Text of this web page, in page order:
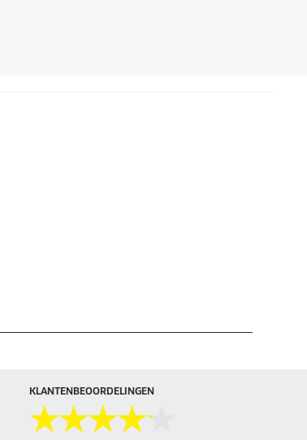
KLANTENBEOORDELINGEN
★★★★★
★★★★★